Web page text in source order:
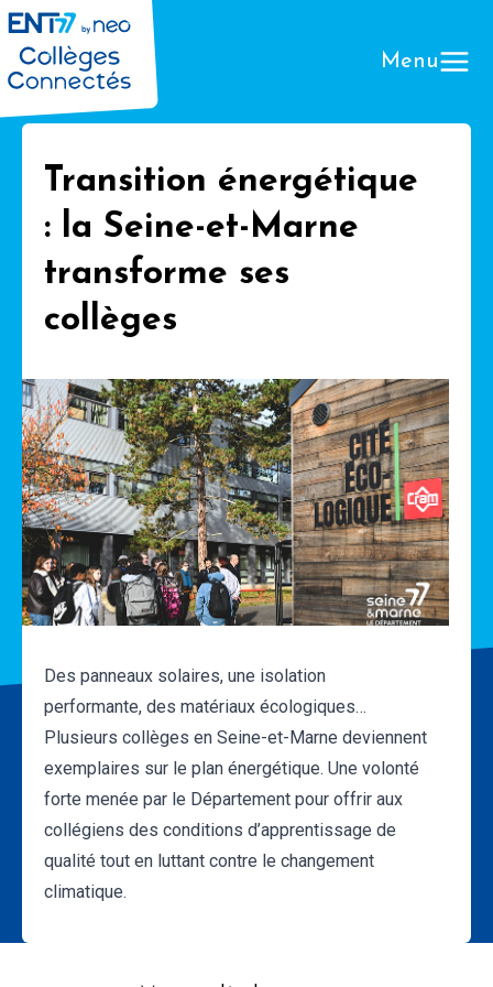
Menu
Transition énergétique
: la Seine-et-Marne
transforme ses
collèges
Des panneaux solaires, une isolation
performante, des matériaux écologiques…
Plusieurs collèges en Seine-et-Marne deviennent
exemplaires sur le plan énergétique. Une volonté
forte menée par le Département pour offrir aux
collégiens des conditions d’apprentissage de
qualité tout en luttant contre le changement
climatique.